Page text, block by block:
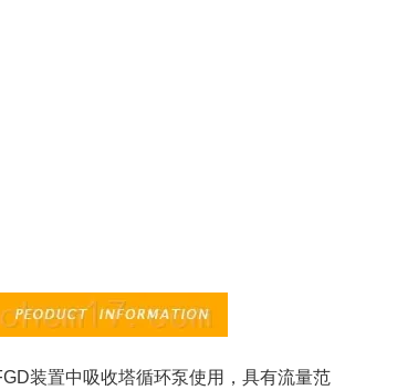
装置中吸收塔循环泵使用，具有流量范